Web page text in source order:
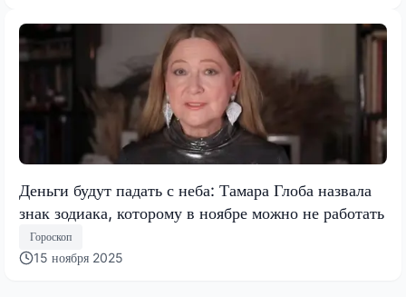
Деньги будут падать с неба: Тамара Глоба назвала
знак зодиака, которому в ноябре можно не работать
Гороскоп
15 ноября 2025